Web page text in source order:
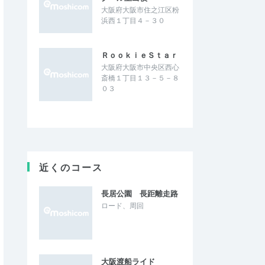
大阪府大阪市住之江区粉
浜西１丁目４－３０
ＲｏｏｋｉｅＳｔａｒ
大阪府大阪市中央区西心
斎橋１丁目１３－５－８
０３
近くのコース
長居公園 長距離走路
ロード、周回
大阪渡船ライド